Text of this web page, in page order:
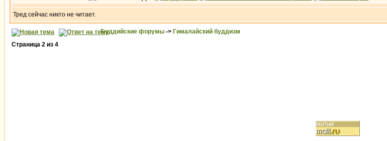
Тред сейчас никто не читает.
Буддийские форумы -> Гималайский буддизм
Страница 2 из 4